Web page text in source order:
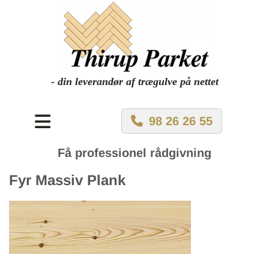
- din leverandør af trægulve på nettet
98 26 26 55
Få professionel rådgivning
Fyr Massiv Plank